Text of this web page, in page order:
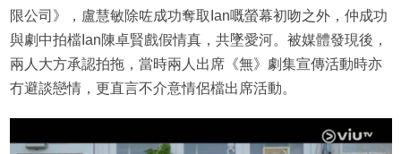
限公司》，盧慧敏除咗成功奪取Ian嘅螢幕初吻之外，仲成功
與劇中拍檔Ian陳卓賢戲假情真，共墜愛河。被媒體發現後，
兩人大方承認拍拖，當時兩人出席《無》劇集宣傳活動時亦
冇避談戀情，更直言不介意情侶檔出席活動。